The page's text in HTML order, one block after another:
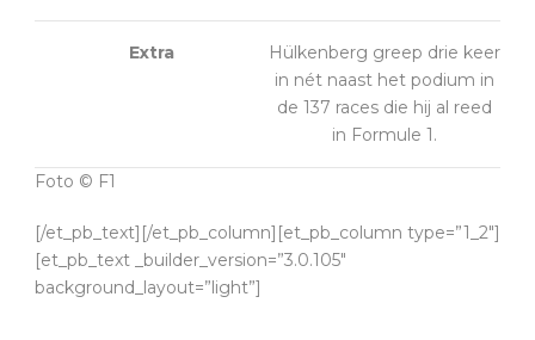
Extra
Hülkenberg greep drie keer
in nét naast het podium in
de 137 races die hij al reed
in Formule 1.
Foto © F1
[/et_pb_text][/et_pb_column][et_pb_column type=”1_2″]
[et_pb_text _builder_version=”3.0.105″
background_layout=”light”]